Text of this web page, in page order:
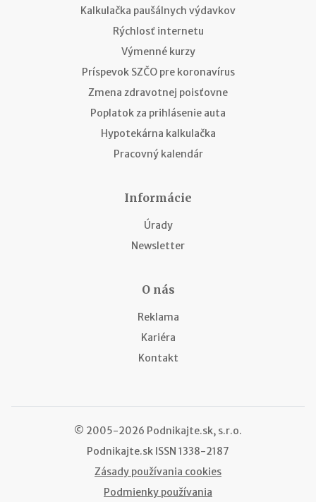
Kalkulačka paušálnych výdavkov
Rýchlosť internetu
Výmenné kurzy
Príspevok SZČO pre koronavírus
Zmena zdravotnej poisťovne
Poplatok za prihlásenie auta
Hypotekárna kalkulačka
Pracovný kalendár
Informácie
Úrady
Newsletter
O nás
Reklama
Kariéra
Kontakt
© 2005-2026 Podnikajte.sk, s.r.o.
Podnikajte.sk ISSN 1338-2187
Zásady používania cookies
Podmienky používania